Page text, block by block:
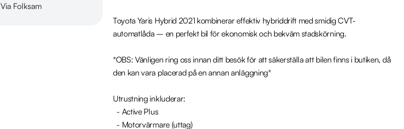
Via Folksam
Toyota Yaris Hybrid 2021 kombinerar effektiv hybriddrift med smidig CVT-
automatlåda – en perfekt bil för ekonomisk och bekväm stadskörning.
*OBS: Vänligen ring oss innan ditt besök för att säkerställa att bilen finns i butiken, då
den kan vara placerad på en annan anläggning*
Utrustning inkluderar: